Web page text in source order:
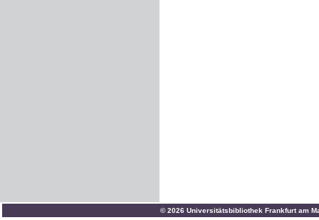
© 2026 Universitätsbibliothek Frankfurt am